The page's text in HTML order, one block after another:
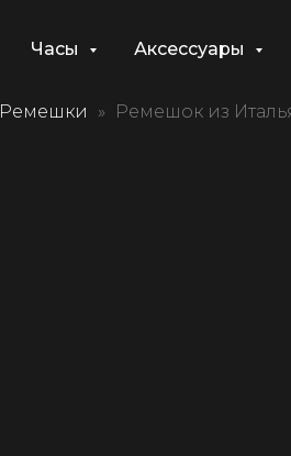
Часы Аксессуары
Ремешки Ремешок из